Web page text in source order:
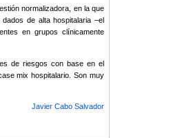
normalizadora, en la que
de alta hospitalaria –el
en grupos clínicamente
de riesgos con base en el
mix hospitalario. Son muy
Javier Cabo Salvador